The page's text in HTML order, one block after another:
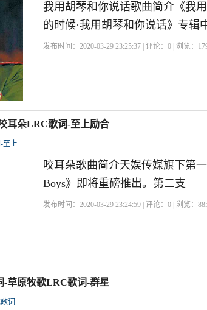
我用胡琴和你说话歌曲简介《我
的时候·我用胡琴和你说话》专辑
发布时间：2020-03-29 23:25:37 | 评论：0 | 浏览：
耳朵LRC歌词-至上励合
咬耳朵歌曲简介天娱传媒旗下第
Boys》即将重磅推出。第二支
发布时间：2020-03-29 23:24:59 | 评论：0 | 浏览：
-草原牧歌LRC歌词-群星